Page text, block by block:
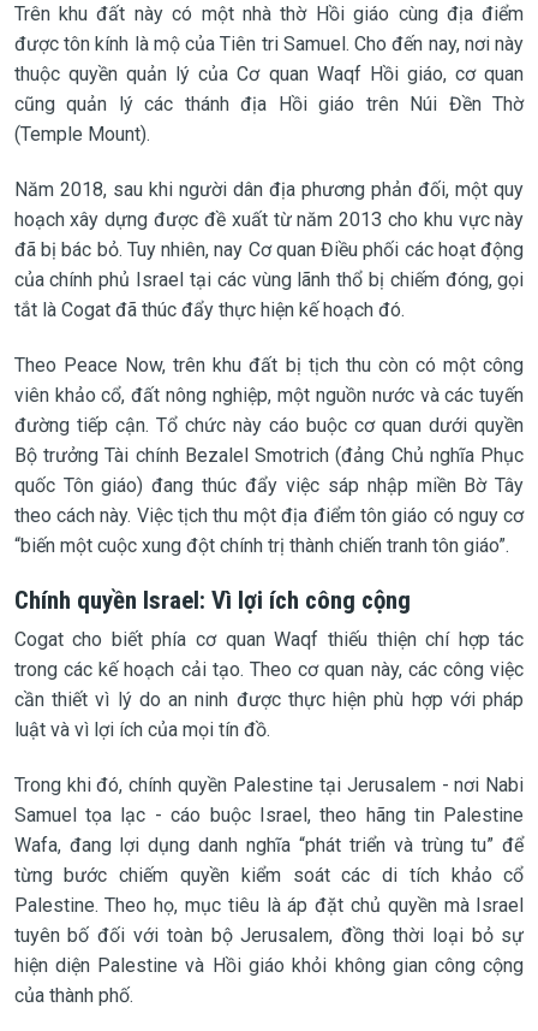
Trên khu đất này có một nhà thờ Hồi giáo cùng địa điểm
được tôn kính là mộ của Tiên tri Samuel. Cho đến nay, nơi này
thuộc quyền quản lý của Cơ quan Waqf Hồi giáo, cơ quan
cũng quản lý các thánh địa Hồi giáo trên Núi Đền Thờ
(Temple Mount).
Năm 2018, sau khi người dân địa phương phản đối, một quy
hoạch xây dựng được đề xuất từ năm 2013 cho khu vực này
đã bị bác bỏ. Tuy nhiên, nay Cơ quan Điều phối các hoạt động
của chính phủ Israel tại các vùng lãnh thổ bị chiếm đóng, gọi
tắt là Cogat đã thúc đẩy thực hiện kế hoạch đó.
Theo Peace Now, trên khu đất bị tịch thu còn có một công
viên khảo cổ, đất nông nghiệp, một nguồn nước và các tuyến
đường tiếp cận. Tổ chức này cáo buộc cơ quan dưới quyền
Bộ trưởng Tài chính Bezalel Smotrich (đảng Chủ nghĩa Phục
quốc Tôn giáo) đang thúc đẩy việc sáp nhập miền Bờ Tây
theo cách này. Việc tịch thu một địa điểm tôn giáo có nguy cơ
“biến một cuộc xung đột chính trị thành chiến tranh tôn giáo”.
Chính quyền Israel: Vì lợi ích công cộng
Cogat cho biết phía cơ quan Waqf thiếu thiện chí hợp tác
trong các kế hoạch cải tạo. Theo cơ quan này, các công việc
cần thiết vì lý do an ninh được thực hiện phù hợp với pháp
luật và vì lợi ích của mọi tín đồ.
Trong khi đó, chính quyền Palestine tại Jerusalem - nơi Nabi
Samuel tọa lạc - cáo buộc Israel, theo hãng tin Palestine
Wafa, đang lợi dụng danh nghĩa “phát triển và trùng tu” để
từng bước chiếm quyền kiểm soát các di tích khảo cổ
Palestine. Theo họ, mục tiêu là áp đặt chủ quyền mà Israel
tuyên bố đối với toàn bộ Jerusalem, đồng thời loại bỏ sự
hiện diện Palestine và Hồi giáo khỏi không gian công cộng
của thành phố.